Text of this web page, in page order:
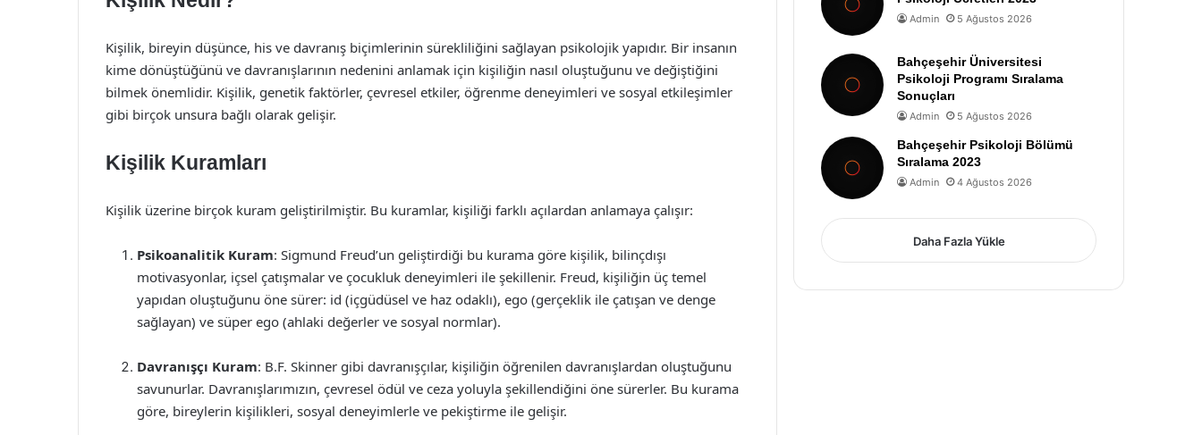
Kişilik, bireyin düşünce, his ve davranış biçimlerinin sürekliliğini sağlayan psikolojik yapıdır. Bir insanın
kime dönüştüğünü ve davranışlarının nedenini anlamak için kişiliğin nasıl oluştuğunu ve değiştiğini
bilmek önemlidir. Kişilik, genetik faktörler, çevresel etkiler, öğrenme deneyimleri ve sosyal etkileşimler
gibi birçok unsura bağlı olarak gelişir.
Kişilik Kuramları
Kişilik üzerine birçok kuram geliştirilmiştir. Bu kuramlar, kişiliği farklı açılardan anlamaya çalışır:
Psikoanalitik Kuram: Sigmund Freud’un geliştirdiği bu kurama göre kişilik, bilinçdışı
motivasyonlar, içsel çatışmalar ve çocukluk deneyimleri ile şekillenir. Freud, kişiliğin üç temel
yapıdan oluştuğunu öne sürer: id (içgüdüsel ve haz odaklı), ego (gerçeklik ile çatışan ve denge
sağlayan) ve süper ego (ahlaki değerler ve sosyal normlar).
Davranışçı Kuram: B.F. Skinner gibi davranışçılar, kişiliğin öğrenilen davranışlardan oluştuğunu
savunurlar. Davranışlarımızın, çevresel ödül ve ceza yoluyla şekillendiğini öne sürerler. Bu kurama
göre, bireylerin kişilikleri, sosyal deneyimlerle ve pekiştirme ile gelişir.
Admin 5 Ağustos 2026
Bahçeşehir Üniversitesi
Psikoloji Programı Sıralama
Sonuçları
Admin 5 Ağustos 2026
Bahçeşehir Psikoloji Bölümü
Sıralama 2023
Admin 4 Ağustos 2026
Daha Fazla Yükle